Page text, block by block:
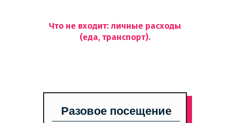
Что не входит: личные расходы
(еда, транспорт).
Разовое посещение